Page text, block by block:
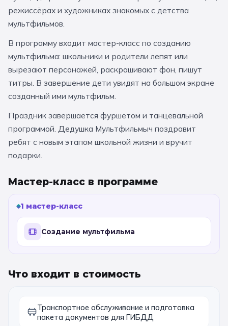
За кулисами театров
Усадьбы и заповедники
Народные промыслы
Квесты Мастер-классы
🎓 ПО КЛАССАМ
Все классы
Дошкольники
Начальные классы
5 класс 6 класс
7 класс 8 класс
11 класс
📚 ПО ПРЕДМЕТАМ
География Ещё 7
Великий Новгород Алтай Архангельск
Рязань
режиссёрах и художниках знакомых с детства
мультфильмов.
В программу входит мастер-класс по созданию
мультфильма: школьники и родители лепят или
вырезают персонажей, раскрашивают фон, пишут
титры. В завершение дети увидят на большом экране
созданный ими мультфильм.
Праздник завершается фуршетом и танцевальной
программой. Дедушка Мультфильмыч поздравит
ребят с новым этапом школьной жизни и вручит
подарки.
Мастер-класс в программе
1 мастер-класс
Создание мультфильма
Что входит в стоимость
Транспортное обслуживание и подготовка
пакета документов для ГИБДД